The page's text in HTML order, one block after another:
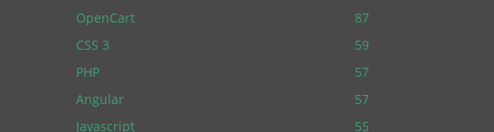
OpenCart
87
CSS 3
59
PHP
57
Angular
57
Javascript
55